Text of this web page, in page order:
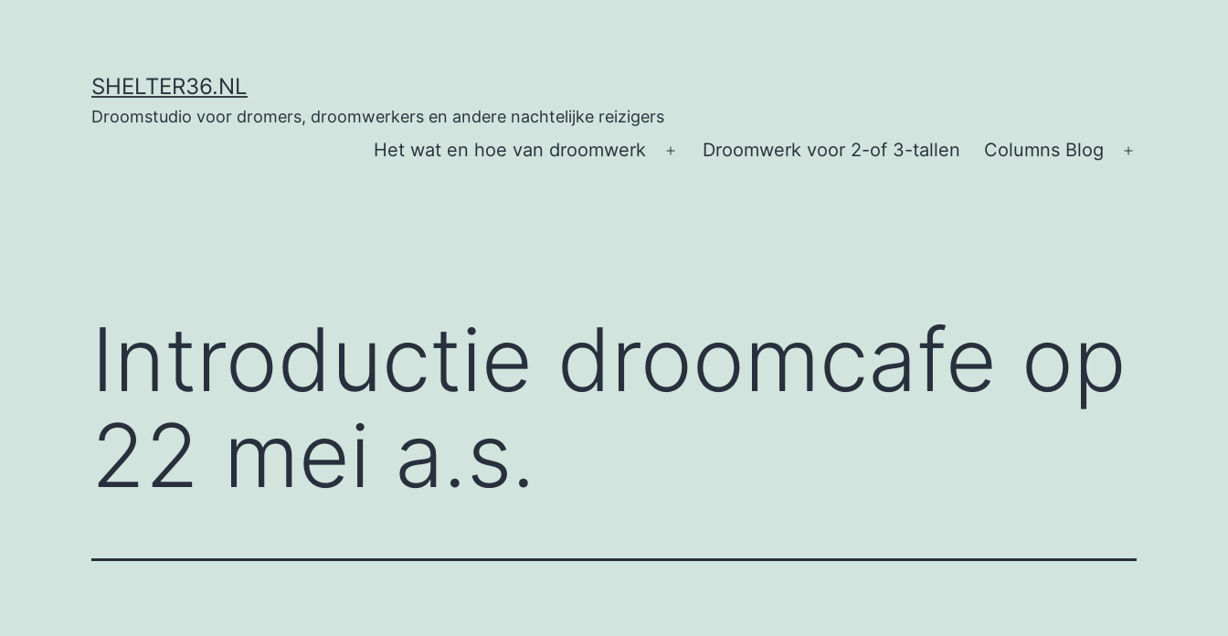
SHELTER36.NL
Droomstudio voor dromers, droomwerkers en andere nachtelijke reizigers
Het wat en hoe van droomwerk
Open
Droomwerk voor 2-of 3-tallen Columns Blog
Introductie droomcafe op
22 mei a.s.